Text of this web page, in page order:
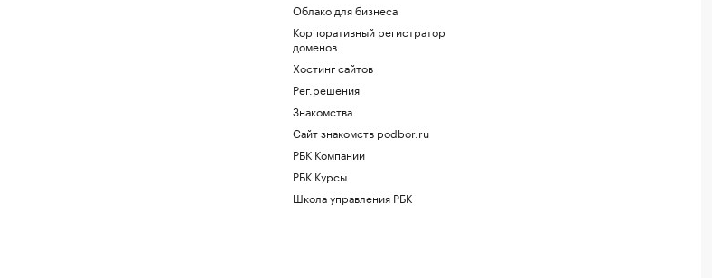
Облако для бизнеса
Корпоративный регистратор
доменов
Хостинг сайтов
Рег.решения
Знакомства
Сайт знакомств podbor.ru
РБК Компании
РБК Курсы
Школа управления РБК